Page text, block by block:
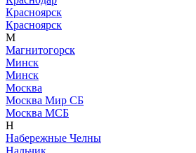
Красноярск
Красноярск
М
Магнитогорск
Минск
Минск
Москва
Москва Мир СБ
Москва МСБ
Н
Набережные Челны
Нальчик